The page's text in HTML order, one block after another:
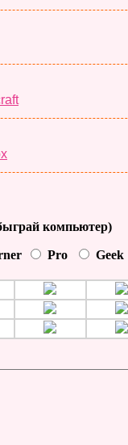
компьютер)
Pro Geek